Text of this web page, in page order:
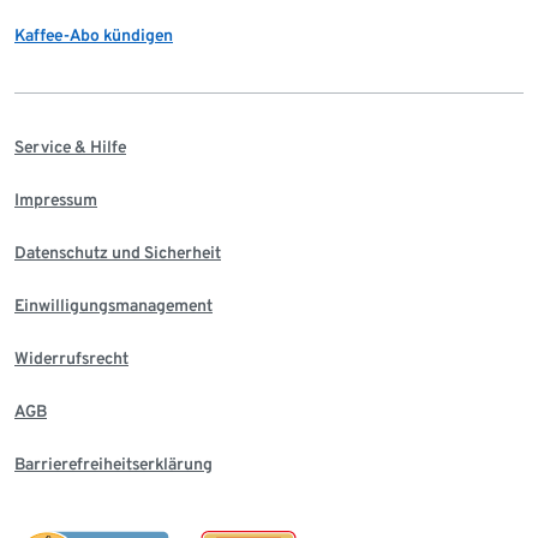
Kaffee-Abo kündigen
Service & Hilfe
Impressum
Datenschutz und Sicherheit
Einwilligungsmanagement
Widerrufsrecht
AGB
Barrierefreiheitserklärung